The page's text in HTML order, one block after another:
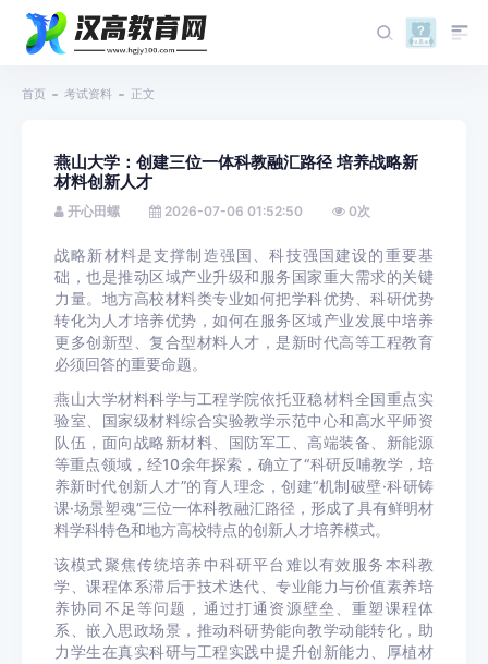
首页 考试资料 正文
燕山大学：创建三位一体科教融汇路径 培养战略新
材料创新人才
开心田螺 2026-07-06 01:52:50 0次
战略新材料是支撑制造强国、科技强国建设的重要基
础，也是推动区域产业升级和服务国家重大需求的关键
力量。地方高校材料类专业如何把学科优势、科研优势
转化为人才培养优势，如何在服务区域产业发展中培养
更多创新型、复合型材料人才，是新时代高等工程教育
必须回答的重要命题。
燕山大学材料科学与工程学院依托亚稳材料全国重点实
验室、国家级材料综合实验教学示范中心和高水平师资
队伍，面向战略新材料、国防军工、高端装备、新能源
等重点领域，经10余年探索，确立了“科研反哺教学，培
养新时代创新人才”的育人理念，创建“机制破壁·科研铸
课·场景塑魂”三位一体科教融汇路径，形成了具有鲜明材
料学科特色和地方高校特点的创新人才培养模式。
该模式聚焦传统培养中科研平台难以有效服务本科教
学、课程体系滞后于技术迭代、专业能力与价值素养培
养协同不足等问题，通过打通资源壁垒、重塑课程体
系、嵌入思政场景，推动科研势能向教学动能转化，助
力学生在真实科研与工程实践中提升创新能力、厚植材